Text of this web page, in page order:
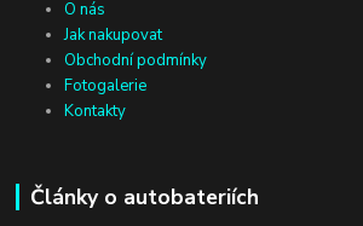
O nás
Jak nakupovat
Obchodní podmínky
Fotogalerie
Kontakty
Články o autobateriích